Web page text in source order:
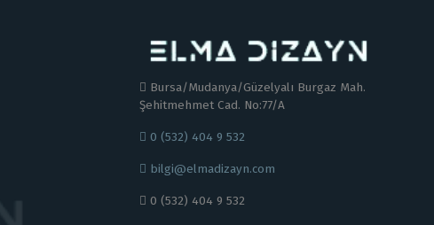
Bursa/Mudanya/Güzelyalı Burgaz Mah.
Şehitmehmet Cad. No:77/A
0 (532) 404 9 532
bilgi@elmadizayn.com
0 (532) 404 9 532